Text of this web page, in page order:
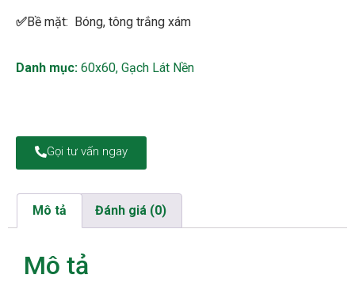
✅Bề mặt: Bóng, tông trắng xám
Danh mục: 60x60, Gạch Lát Nền
Gọi tư vấn ngay
Mô tả Đánh giá (0)
Mô tả